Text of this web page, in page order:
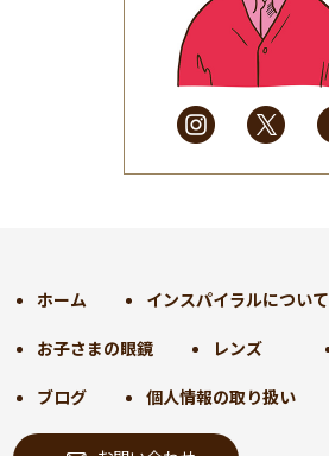
2025年5月
(41)
2025年4月
(32)
2025年3月(31)
2025年2月
(28)
2025年1月
(34)
2024年9月(30)
2024年7月(31)
2024年6月(30)
2024年5月
ホーム インスパイラルについて
お子さまの眼鏡 レンズ
ブログ 個人情報の取り扱い